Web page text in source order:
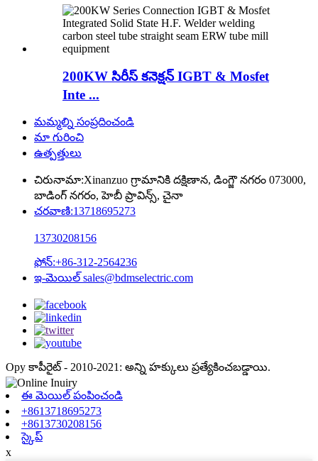
200KW సిరీస్ కనెక్షన్ IGBT & Mosfet
Inte ...
మమ్మల్ని సంప్రదించండి
మా గురించి
ఉత్పత్తులు
చిరునామా:Xinanzuo గ్రామానికి దక్షిణాన, డింగ్జౌ నగరం 073000,
బాడింగ్ నగరం, హెబీ ప్రావిన్స్, చైనా
చరవాణి:13718695273
13730208156
ఫోన్:+86-312-2564236
ఇ-మెయిల్ sales@bdmselectric.com
Opy కాపీరైట్ - 2010-2021: అన్ని హక్కులు ప్రత్యేకించబడ్డాయి.
ఈ మెయిల్ పంపించండి
+8613718695273
+8613730208156
స్కైప్
x